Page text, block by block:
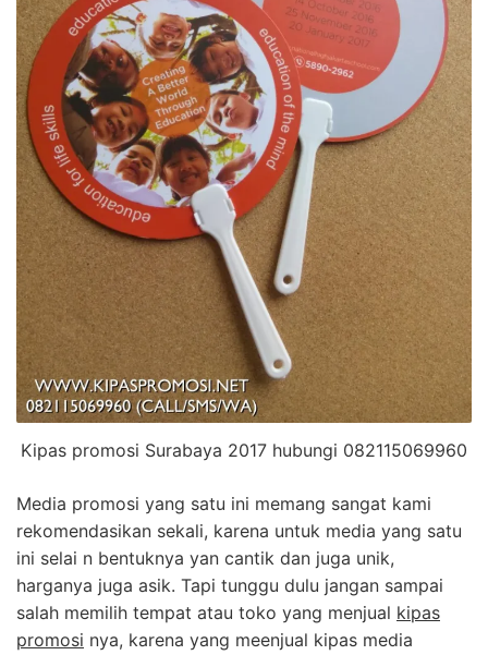
Kipas promosi Surabaya 2017 hubungi 082115069960
Media promosi yang satu ini memang sangat kami
rekomendasikan sekali, karena untuk media yang satu
ini selai n bentuknya yan cantik dan juga unik,
harganya juga asik. Tapi tunggu dulu jangan sampai
salah memilih tempat atau toko yang menjual kipas
promosi nya, karena yang meenjual kipas media